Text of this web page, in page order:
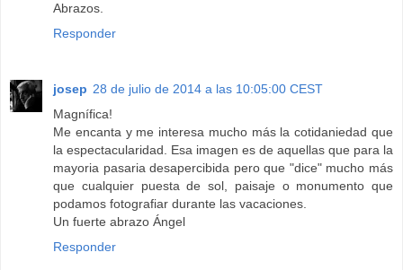
Abrazos.
Responder
josep 28 de julio de 2014 a las 10:05:00 CEST
Magnífica!
Me encanta y me interesa mucho más la cotidaniedad que
la espectacularidad. Esa imagen es de aquellas que para la
mayoria pasaria desapercibida pero que "dice" mucho más
que cualquier puesta de sol, paisaje o monumento que
podamos fotografiar durante las vacaciones.
Un fuerte abrazo Ángel
Responder